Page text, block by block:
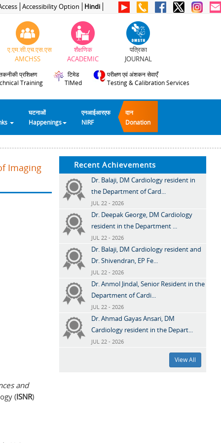
Accessibility Option Hindi
ए.एम.सी.एच.एस.एस
AMCHSS
शैक्षणिक
ACADEMIC
पत्रिका
JOURNAL
प्रशिक्षण
Training
टिमेड
TIMed
परीक्षण एवं अंशकन सेवाएँ
Testing & Calibration Services
घटनाओं
Happenings
एनआईआरएफ
NIRF
दान
Donation
Imaging
and
(ISNR)
Recent Achievements
Dr. Balaji, DM Cardiology resident in
the Department of Card...
JUL 22 - 2026
Dr. Deepak George, DM Cardiology
resident in the Department ...
JUL 22 - 2026
Dr. Balaji, DM Cardiology resident and
Dr. Shivendran, EP Fe...
JUL 22 - 2026
Dr. Anmol Jindal, Senior Resident in the
Department of Cardi...
JUL 22 - 2026
Dr. Ahmad Gayas Ansari, DM
Cardiology resident in the Depart...
JUL 22 - 2026
View All